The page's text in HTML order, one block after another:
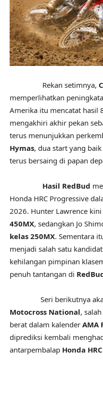
Rekan setimnya,
memperlihatkan
Amerika itu mencatat hasil
mengakhiri akhir pekan
terus menunjukkan
Hymas, dua start yang
terus bersaing di papan
Hasil RedBud
Honda HRC Progressive
2026. Hunter Lawrence
450MX, sedangkan Jo
kelas 250MX. Sementara
menjadi salah satu
kehilangan pimpinan
penuh tantangan di
Seri berikutnya akan
Motocross National,
berat dalam kalender AMA
diprediksi kembali
antarpembalap Honda HRC